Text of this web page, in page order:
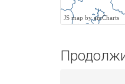
JS map by amCharts